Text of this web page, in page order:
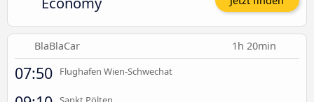
BlaBlaCar 1h 20min
07:50 Flughafen Wien-Schwechat